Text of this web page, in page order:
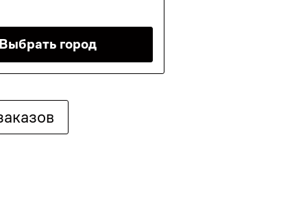
Выбрать город